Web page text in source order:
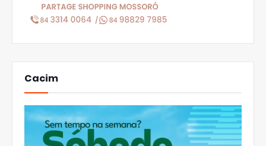
Cacim